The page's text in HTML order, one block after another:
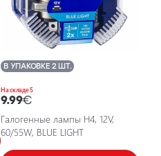
На складе 5
В УПАКОВКЕ 2 ШТ.
9.99€
Галогенные лампы H4, 12V,
60/55W, BLUE LIGHT